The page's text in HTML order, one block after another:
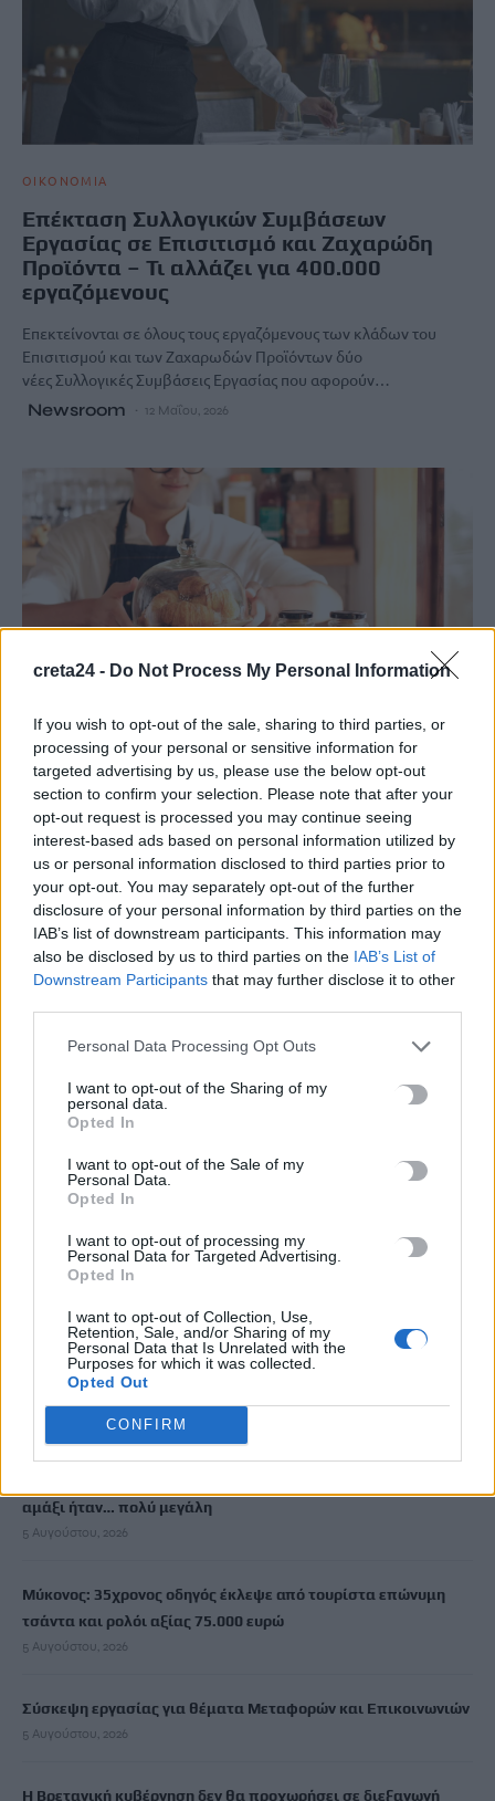
creta24 - Do Not Process My Personal Information
If you wish to opt-out of the sale, sharing to third parties, or
processing of your personal or sensitive information for
targeted advertising by us, please use the below opt-out
section to confirm your selection. Please note that after your
opt-out request is processed you may continue seeing
interest-based ads based on personal information utilized by
us or personal information disclosed to third parties prior to
your opt-out. You may separately opt-out of the further
disclosure of your personal information by third parties on the
IAB’s list of downstream participants. This information may
also be disclosed by us to third parties on the IAB’s List of
Downstream Participants that may further disclose it to other
Personal Data Processing Opt Outs
I want to opt-out of the Sharing of my
personal data.
Opted In
I want to opt-out of the Sale of my
Personal Data.
Opted In
I want to opt-out of processing my
Personal Data for Targeted Advertising.
Opted In
I want to opt-out of Collection, Use,
Retention, Sale, and/or Sharing of my
Personal Data that Is Unrelated with the
Purposes for which it was collected.
Opted Out
CONFIRM
ΟΙΚΟΝΟΜΙΑ
Επέκταση Συλλογικών Συμβάσεων
Εργασίας σε Επισιτισμό και Ζαχαρώδη
Προϊόντα – Τι αλλάζει για 400.000
εργαζόμενους
Επεκτείνονται σε όλους τους εργαζόμενους των κλάδων του
Επισιτισμού και των Ζαχαρωδών Προϊόντων δύο
νέες Συλλογικές Συμβάσεις Εργασίας που αφορούν…
Newsroom 12 Μαΐου, 2026
ΟΙΚΟΝΟΜΙΑ
Με αυξήσεις 12% στους μισθούς η νέα
κλαδική σύμβαση για 500.000
εργαζομένους σε εστιατόρια, μπαρ,
καφετέριες
Μετά από τον κλάδο των ζαχαρωδών και ο κλάδος
του επισιτισμού, ο πολυπληθέστερος στην Ελλάδα μετά το
εμπόριο, υπογράφει σήμερα –…
Newsroom 17 Μαρτίου, 2026
Στο ΦΕΚ η απόφαση για την δομή φιλοξενίας μεταναστών
ακινήτου
5 Αυγούστου, 2026
Ακριβά στοιχίζει η βουτιά: Οι τιμές στις ξαπλώστρες σε
γνωστές παραλίες της Ελλάδας
e-ΕΦΚΑ: Πότε καταβάλλεται το αδειοδωρόσημο στους
οικοδόμους
5 Αυγούστου, 2026
αμάξι ήταν… πολύ μεγάλη
5 Αυγούστου, 2026
Μύκονος: 35χρονος οδηγός έκλεψε από τουρίστα επώνυμη
τσάντα και ρολόι αξίας 75.000 ευρώ
5 Αυγούστου, 2026
Σύσκεψη εργασίας για θέματα Μεταφορών και Επικοινωνιών
5 Αυγούστου, 2026
Η Βρετανική κυβέρνηση δεν θα προχωρήσει σε διεξαγωγή